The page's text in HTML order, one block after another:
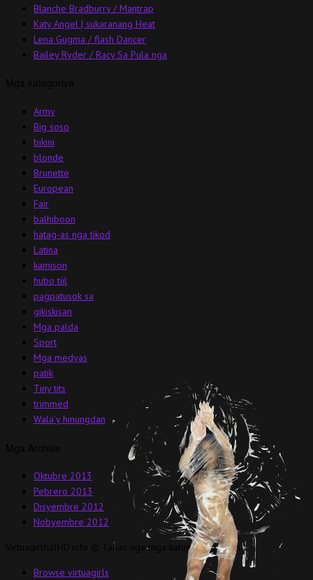
Blanche Bradburry / Mantrap
Katy Angel | sukaranang Heat
Lena Gugma / flash Dancer
Bailey Ryder / Racy Sa Pula nga
Army
Big soso
bikini
blonde
Brunette
European
Fair
balhiboon
hatag-as nga tikod
Latina
kamison
hubo tiil
pagpatusok sa
gikiskisan
Mga palda
Sport
Mga medyas
patik
Tiny tits
trimmed
Wala’y hinungdan
Oktubre 2013
Pebrero 2013
Disyembre 2012
Nobyembre 2012
VirtuagirlfullHD.info © Tanan nga mga katungod gigahin.
Browse virtuagirls